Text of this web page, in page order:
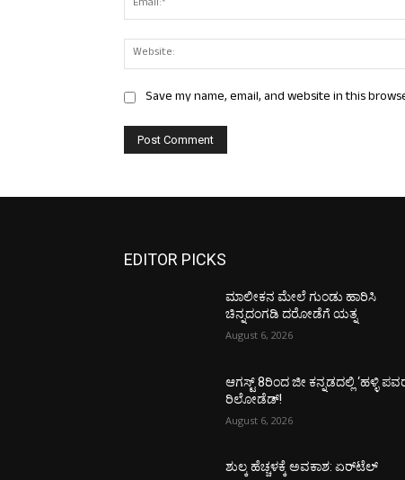
Save my name, email, and website in this
EDITOR PICKS
ಮಾಲೀಕನ ಮೇಲೆ ಗುಂಡು ಹಾರಿಸಿ
ಚಿನ್ನದಂಗಡಿ ದರೋಡೆಗೆ ಯತ್ನ
August 6, 2026
ಆಗಸ್ಟ್ 8ರಿಂದ ಜೀ ಕನ್ನಡದಲ್ಲಿ ‘ಹಳ್ಳಿ
ರಿಲೋಡೆಡ್!
August 6, 2026
ಶುಲ್ಕ ಹೆಚ್ಚಳಕ್ಕೆ ಅವಕಾಶ: ಏರ್‌ಟೆಲ್